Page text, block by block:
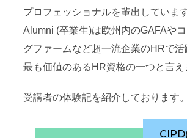
プロフェッショナルを輩出していま
Alumni (卒業生)は欧州内のGAFAや
グファームなど超一流企業のHRで活
最も価値のあるHR資格の一つと言え
受講者の体験記を紹介しております。
CIPD